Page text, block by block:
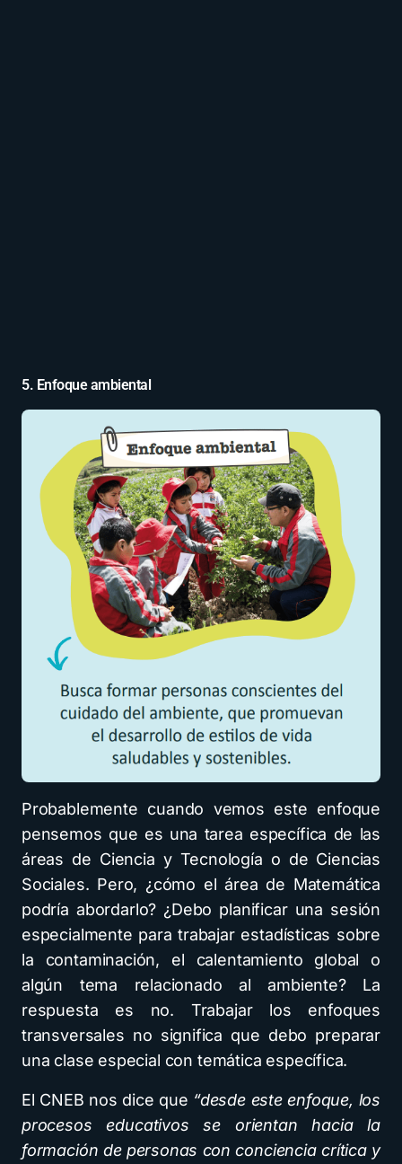
5. Enfoque ambiental
Probablemente cuando vemos este enfoque
pensemos que es una tarea específica de las
áreas de Ciencia y Tecnología o de Ciencias
Sociales. Pero, ¿cómo el área de Matemática
podría abordarlo? ¿Debo planificar una sesión
especialmente para trabajar estadísticas sobre
la contaminación, el calentamiento global o
algún tema relacionado al ambiente? La
respuesta es no. Trabajar los enfoques
transversales no significa que debo preparar
una clase especial con temática específica.
El CNEB nos dice que “desde este enfoque, los
procesos educativos se orientan hacia la
formación de personas con conciencia crítica y